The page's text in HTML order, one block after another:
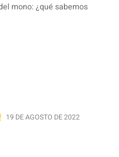
mono: ¿qué sabemos
19 DE AGOSTO DE 2022